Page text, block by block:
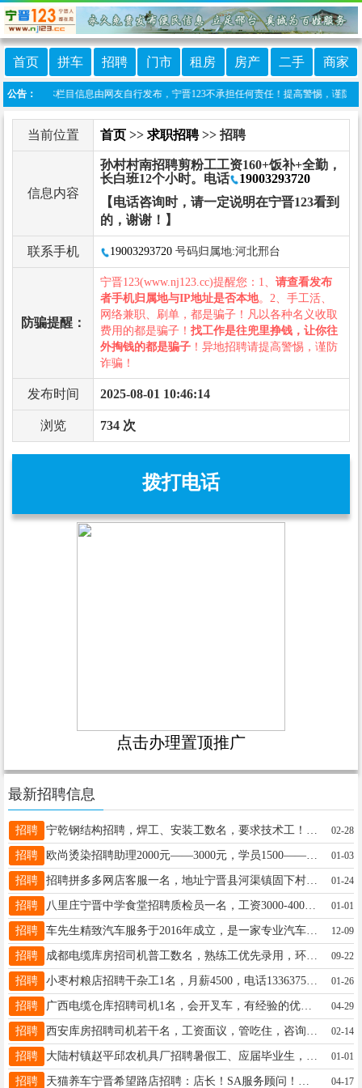
首页 拼车 招聘 门市 租房 房产 二手 商家
公告：
声明：本栏目信息由网友自行发布，宁晋123不承担任何责任！提高警惕，谨防诈
当前位置 首页 >> 求职招聘>> 招聘
信息内容
孙村村南招聘剪粉工工资160+饭补+全勤，
长白班12个小时。电话
19003293720
【电话咨询时，请一定说明在宁晋123看到
的，谢谢！】
联系手机 19003293720 号码归属地:河北邢台
防骗提醒：
宁晋123(www.nj123.cc)提醒您：1、 请查看发布
者手机归属地与IP地址是否本地。2、手工活、
网络兼职、刷单，都是骗子！凡以各种名义收取
费用的都是骗子！ 找工作是往兜里挣钱，让你往
外掏钱的都是骗子 ！异地招聘请提高警惕，谨防
诈骗！
发布时间 2025-08-01 10:46:14
浏览 734 次
拨打电话
点击办理置顶推广
最新招聘信息
招聘 02-28
招聘 欧尚烫染招聘助理2000元——3000元，学员1500——2500.发型师3000——5000。电话15231937361，微信同步。 01-03
招聘 招聘拼多多网店客服一名，地址宁晋县河渠镇固下村，年后上班，女18-30岁，联系电话18632081671 01-24
招聘 八里庄宁晋中学食堂招聘质检员一名，工资3000-4000，包吃住，半年上五险，有意联系18503212871，15082962743 01-01
招聘 车先生精致汽车服务于2016年成立，是一家专业汽车贴膜改装美容店，有完整的薪资待遇结构，现招店长1名，客服3名，改装师2名，贴膜技师2名，美容师6名。诚意邀请您的加入！15333399971.打电话 12-09
招聘 成都电缆库房招司机普工数名，熟练工优先录用，环境优越，待遇优厚，免费食宿。工作认真诚实，吃苦耐劳，踏实肯干，设备齐全。老板宁晋人，诚信待人。电话18830951887 09-22
招聘 小枣村粮店招聘干杂工1名，月薪4500，电话13363750800 01-26
招聘 广西电缆仓库招聘司机1名，会开叉车，有经验的优先，联系电话：18878979090 04-29
招聘 02-14
招聘 01-01
招聘 04-17